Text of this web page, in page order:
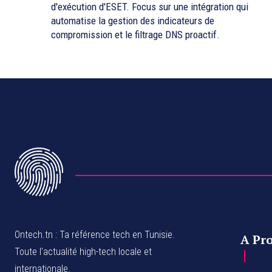
d'exécution d'ESET. Focus sur une intégration qui
automatise la gestion des indicateurs de
compromission et le filtrage DNS proactif.
Ontech.tn : Ta référence tech en Tunisie.
Toute l'actualité high-tech locale et
internationale.
A